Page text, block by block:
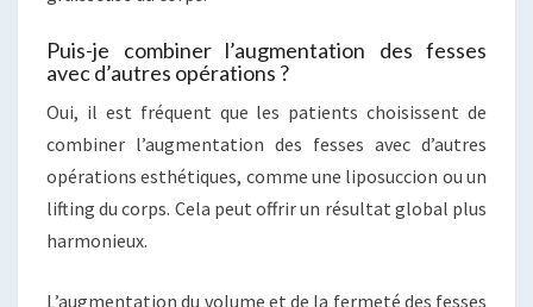
Puis-je combiner l’augmentation des fesses
avec d’autres opérations ?
Oui, il est fréquent que les patients choisissent de
combiner l’augmentation des fesses avec d’autres
opérations esthétiques, comme une liposuccion ou un
lifting du corps. Cela peut offrir un résultat global plus
harmonieux.
L’augmentation du volume et de la fermeté des fesses